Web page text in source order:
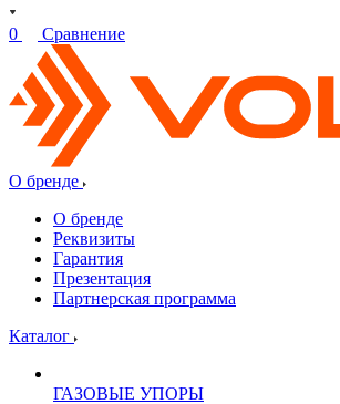
0 Сравнение
О бренде
О бренде
Реквизиты
Гарантия
Презентация
Партнерская программа
Каталог
ГАЗОВЫЕ УПОРЫ